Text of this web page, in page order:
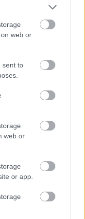
web or
sent to
web or
or app.
iespējams, pat
būs
noteiktā 2%
šajā jomā bija
līdzīgus
likmes,
divus
riskus. Jāņem
Ziņot